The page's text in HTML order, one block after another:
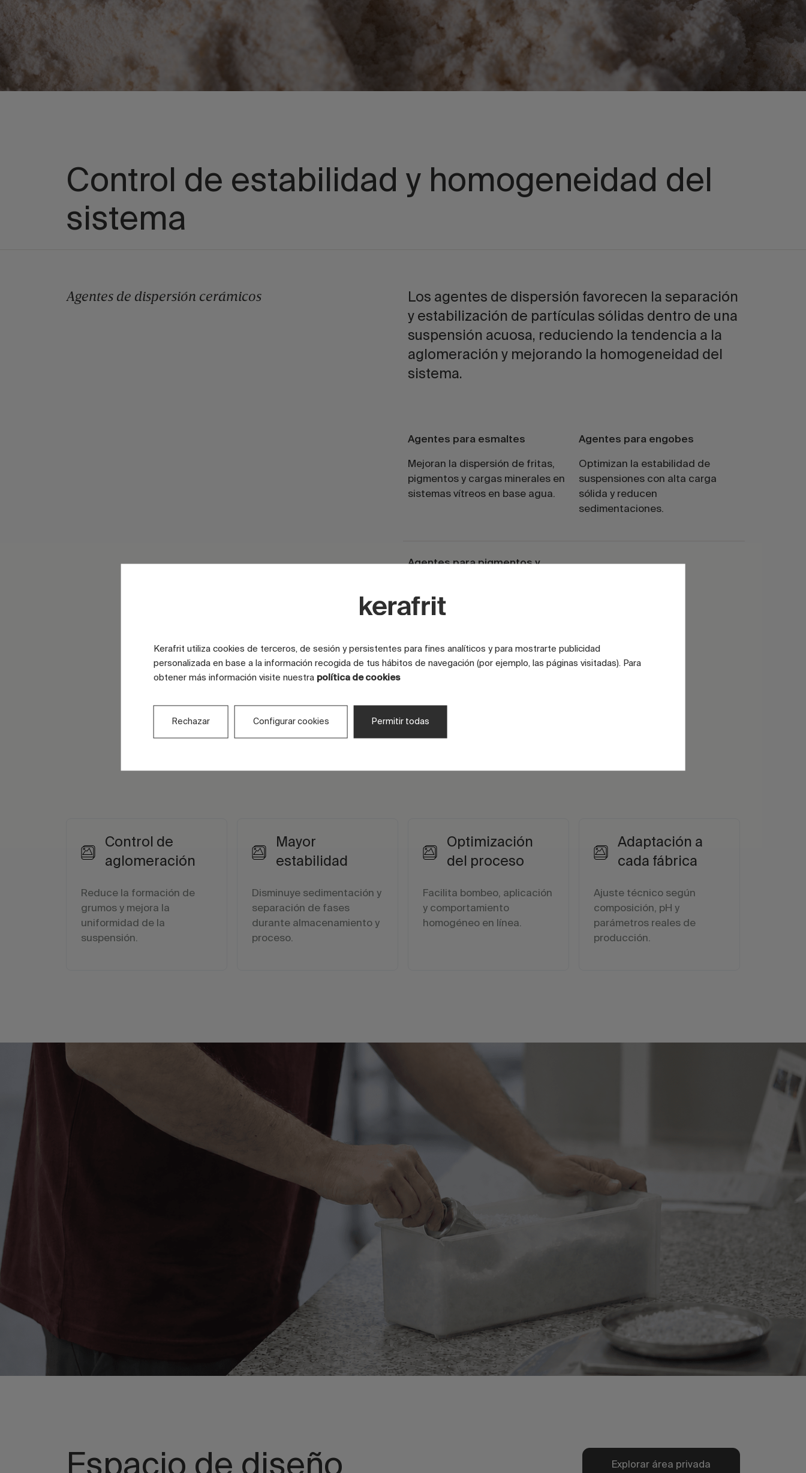
Control de estabilidad y homogeneidad del
sistema
Agentes de dispersión cerámicos
Los agentes de dispersión favorecen la separación
y estabilización de partículas sólidas dentro de una
suspensión acuosa, reduciendo la tendencia a la
aglomeración y mejorando la homogeneidad del
sistema.
Agentes para esmaltes
Mejoran la dispersión de fritas,
pigmentos y cargas minerales en
sistemas vítreos en base agua.
Agentes para engobes
Optimizan la estabilidad de
suspensiones con alta carga
sólida y reducen
sedimentaciones.
Agentes para pigmentos y
Favorecen la distribución
uniforme del color y reducen la
Control de
aglomeración
Reduce la formación de
grumos y mejora la
uniformidad de la
suspensión.
Mayor
estabilidad
Disminuye sedimentación y
separación de fases
durante almacenamiento y
proceso.
Optimización
del proceso
Facilita bombeo, aplicación
y comportamiento
homogéneo en línea.
Adaptación a
cada fábrica
Ajuste técnico según
composición, pH y
parámetros reales de
producción.
Explorar área privada
Kerafrit utiliza cookies de terceros, de sesión y persistentes para fines analíticos y para mostrarte publicidad
personalizada en base a la información recogida de tus hábitos de navegación (por ejemplo, las páginas visitadas). Para
obtener más información visite nuestra política de cookies
Rechazar Configurar cookies Permitir todas